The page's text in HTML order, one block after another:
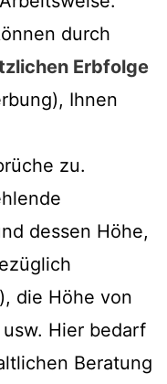
durch
Erbfolge
Ihnen
zu.
dessen Höhe,
die Höhe von
Hier bedarf
Beratung